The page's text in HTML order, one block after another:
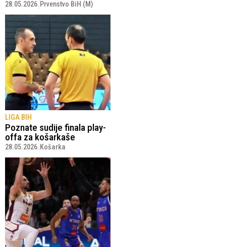
28.05.2026. Prvenstvo BiH (M)
LIGA BIH
Poznate sudije finala play-
offa za košarkaše
28.05.2026. Košarka